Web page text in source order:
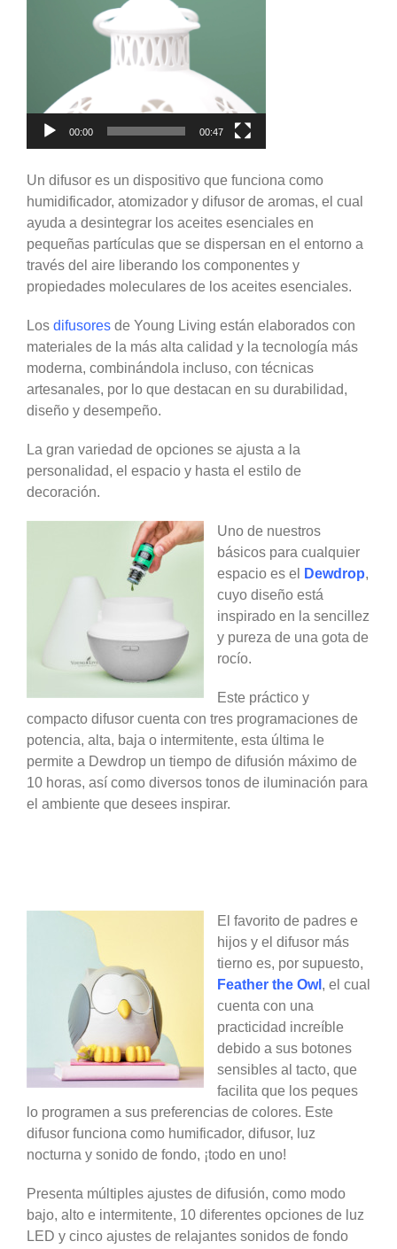
00:00 00:47
Un difusor es un dispositivo que funciona como
humidificador, atomizador y difusor de aromas, el cual
ayuda a desintegrar los aceites esenciales en
pequeñas partículas que se dispersan en el entorno a
través del aire liberando los componentes y
propiedades moleculares de los aceites esenciales.
Los difusores de Young Living están elaborados con
materiales de la más alta calidad y la tecnología más
moderna, combinándola incluso, con técnicas
artesanales, por lo que destacan en su durabilidad,
diseño y desempeño.
La gran variedad de opciones se ajusta a la
personalidad, el espacio y hasta el estilo de
decoración.
Uno de nuestros
básicos para cualquier
espacio es el
Dewdrop,
cuyo diseño está
inspirado en la sencillez
y pureza de una gota de
rocío.
Este práctico y
compacto difusor cuenta con tres programaciones de
potencia, alta, baja o intermitente, esta última le
permite a Dewdrop un tiempo de difusión máximo de
10 horas, así como diversos tonos de iluminación para
el ambiente que desees inspirar.
El favorito de padres e
hijos y el difusor más
tierno es, por supuesto,
Feather the Owl , el cual
cuenta con una
practicidad increíble
debido a sus botones
sensibles al tacto, que
facilita que los peques
lo programen a sus preferencias de colores. Este
difusor funciona como humificador, difusor, luz
nocturna y sonido de fondo, ¡todo en uno!
Presenta múltiples ajustes de difusión, como modo
bajo, alto e intermitente, 10 diferentes opciones de luz
LED y cinco ajustes de relajantes sonidos de fondo